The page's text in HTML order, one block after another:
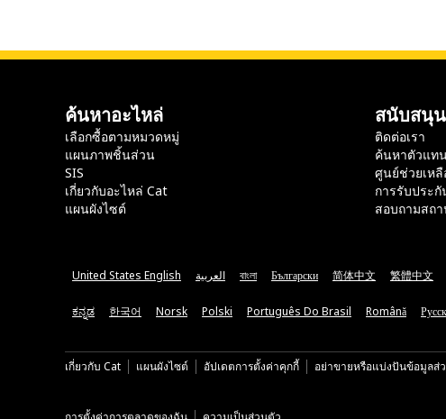
ค้นหาอะไหล่
เลือกซื้อตามหมวดหมู่
แผนภาพชิ้นส่วน
SIS
เกี่ยวกับอะไหล่ Cat
แผนผังไซต์
สนับสนุน
ติดต่อเรา
ค้นหาตัวแท
ศูนย์ช่วยเหลื
การรับประ
สอบถามสถ
United States English العربية বাংলা Български 简体中文 繁體中文
ಕನ್ನಡ 한국어 Norsk Polski Português Do Brasil Română
เกี่ยวกับ Cat แผนผังไซต์ อัปเดตการตั้งค่าคุกกี้ อย่าขายหรือแบ่งปันข้อมูลส่